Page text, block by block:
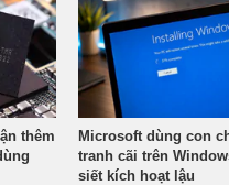
thêm
Microsoft dùng con
tranh cãi trên
siết kích hoạt lậu